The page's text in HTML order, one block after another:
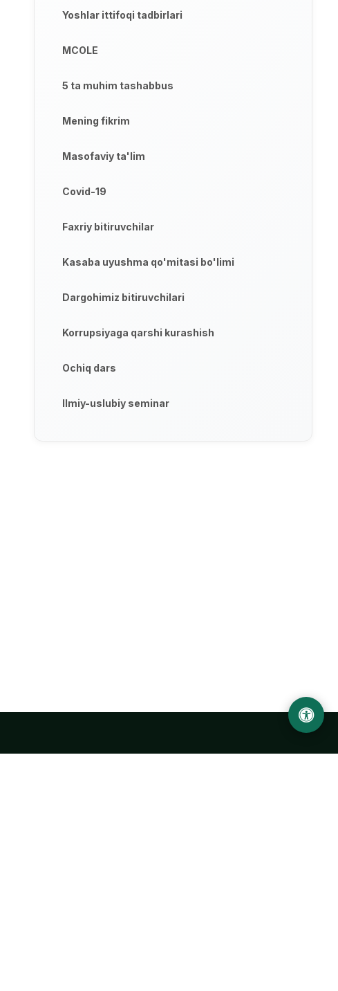
Yoshlar ittifoqi tadbirlari
MCOLE
5 ta muhim tashabbus
Mening fikrim
Masofaviy ta'lim
Covid-19
Faxriy bitiruvchilar
Kasaba uyushma qo'mitasi bo'limi
Dargohimiz bitiruvchilari
Korrupsiyaga qarshi kurashish
Ochiq dars
Ilmiy-uslubiy seminar